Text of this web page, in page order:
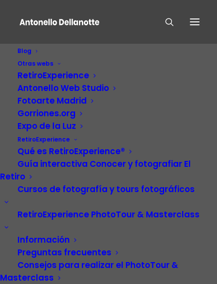
Blog
Otras webs
RetiroExperience
Antonello Web Studio
Fotoarte Madrid
Gorriones.org
Expo de la Luz
RetiroExperience
Qué es RetiroExperience®
Guía interactiva Conocer y fotografiar El
Retiro
Cursos de fotografía y tours fotográficos
RetiroExperience PhotoTour & Masterclass
Información
Preguntas frecuentes
Consejos para realizar el PhotoTour &
Masterclass
La Portada De La
Semana